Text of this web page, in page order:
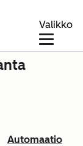
Valikko
Automaatio